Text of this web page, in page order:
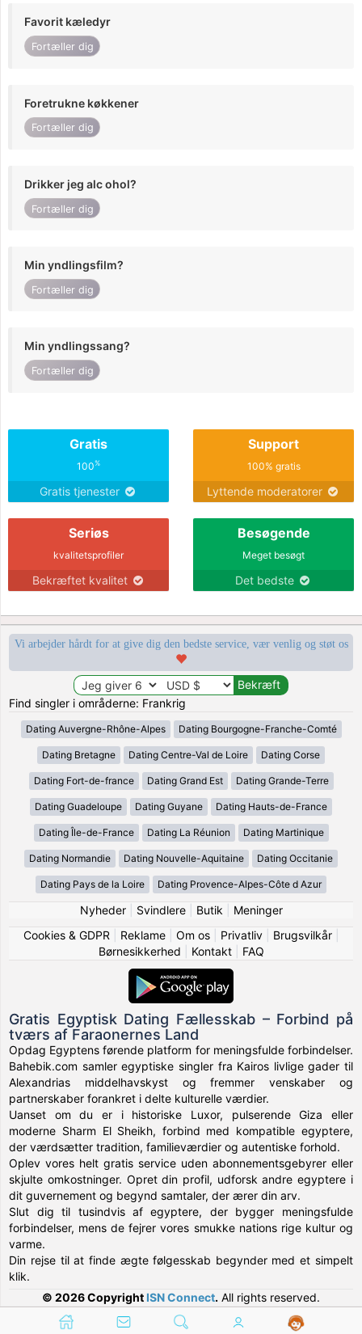
Favorit kæledyr
Fortæller dig
Foretrukne køkkener
Fortæller dig
Drikker jeg alc ohol?
Fortæller dig
Min yndlingsfilm?
Fortæller dig
Min yndlingssang?
Fortæller dig
Gratis
100%
Gratis tjenester
Support
100% gratis
Lyttende moderatorer
Seriøs
kvalitetsprofiler
Bekræftet kvalitet
Besøgende
Meget besøgt
Det bedste
Vi arbejder hårdt for at give dig den bedste service, vær venlig og støt os
Find singler i områderne: Frankrig
Dating Auvergne-Rhône-Alpes Dating Bourgogne-Franche-Comté
Dating Bretagne Dating Centre-Val de Loire Dating Corse
Dating Fort-de-france Dating Grand Est Dating Grande-Terre
Dating Guadeloupe Dating Guyane Dating Hauts-de-France
Dating Île-de-France Dating La Réunion Dating Martinique
Dating Normandie Dating Nouvelle-Aquitaine Dating Occitanie
Dating Pays de la Loire Dating Provence-Alpes-Côte d Azur
Nyheder| Svindlere| Butik
Meninger
Cookies & GDPR
Reklame| Om os| Privatliv| Brugsvilkår|
Børnesikkerhed
Kontakt| FAQ
Gratis Egyptisk Dating Fællesskab – Forbind på
tværs af Faraonernes Land
Opdag Egyptens førende platform for meningsfulde forbindelser.
Bahebik.com samler egyptiske singler fra Kairos livlige gader til
Alexandrias middelhavskyst og fremmer venskaber og
partnerskaber forankret i delte kulturelle værdier.
Uanset om du er i historiske Luxor, pulserende Giza eller
moderne Sharm El Sheikh, forbind med kompatible egyptere,
der værdsætter tradition, familieværdier og autentiske forhold.
Oplev vores helt gratis service uden abonnementsgebyrer eller
skjulte omkostninger. Opret din profil, udforsk andre egyptere i
dit guvernement og begynd samtaler, der ærer din arv.
Slut dig til tusindvis af egyptere, der bygger meningsfulde
forbindelser, mens de fejrer vores smukke nations rige kultur og
varme.
Din rejse til at finde ægte følgesskab begynder med et simpelt
klik.
© 2026 Copyright ISN Connect. All rights reserved.